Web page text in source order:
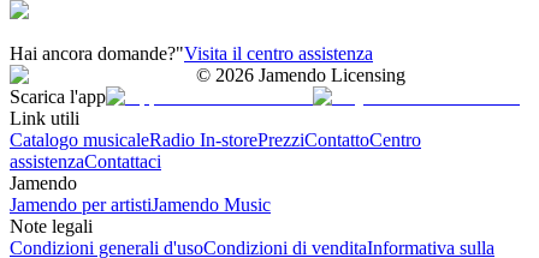
Hai ancora domande?"Visita il centro assistenza
© 2026 Jamendo Licensing
Scarica l'app
Link utili
Catalogo musicaleRadio In-storePrezziContattoCentro
assistenzaContattaci
Jamendo
Jamendo per artistiJamendo Music
Note legali
Condizioni generali d'usoCondizioni di venditaInformativa sulla